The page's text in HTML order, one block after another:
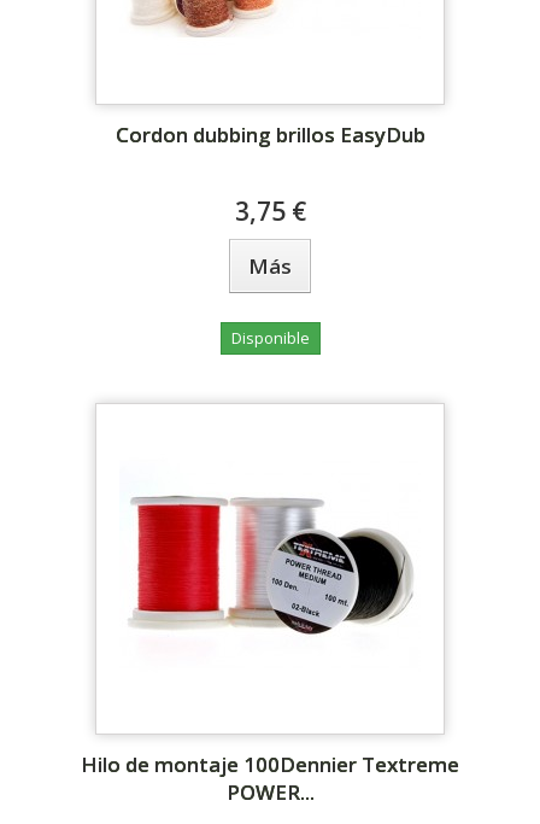
Cordon dubbing brillos EasyDub
3,75 €
Más
Disponible
Hilo de montaje 100Dennier Textreme
POWER...